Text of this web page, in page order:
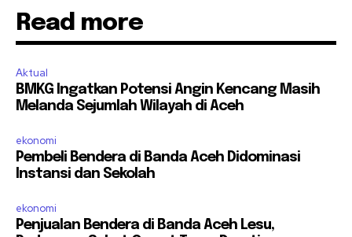
Read more
Aktual
BMKG Ingatkan Potensi Angin Kencang Masih
Melanda Sejumlah Wilayah di Aceh
ekonomi
Pembeli Bendera di Banda Aceh Didominasi
Instansi dan Sekolah
ekonomi
Penjualan Bendera di Banda Aceh Lesu,